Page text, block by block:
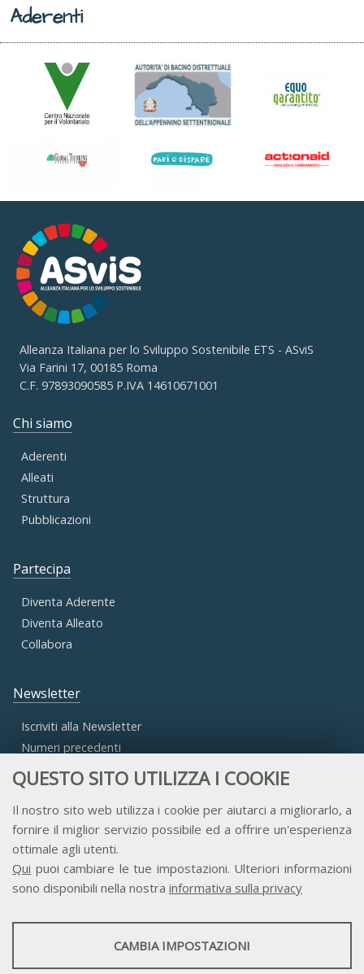
QUESTO SITO UTILIZZA I COOKIE
Il nostro sito web utilizza i cookie per aiutarci a migliorarlo, a
fornire il miglior servizio possibile ed a offrire un'esperienza
ottimale agli utenti.
Qui puoi cambiare le tue impostazioni. Ulteriori informazioni
sono disponibili nella nostra informativa sulla privacy
STATISTICHE
CAMBIA IMPOSTAZIONI
Aderenti
Alleanza Italiana per lo Sviluppo Sostenibile ETS - ASviS
Via Farini 17, 00185 Roma
C.F. 97893090585 P.IVA 14610671001
Chi siamo
Aderenti
Alleati
Struttura
Pubblicazioni
Partecipa
Diventa Aderente
Diventa Alleato
Collabora
Newsletter
Iscriviti alla Newsletter
Numeri precedenti
Accesso Aderenti
Accesso Consulta
Accesso Team